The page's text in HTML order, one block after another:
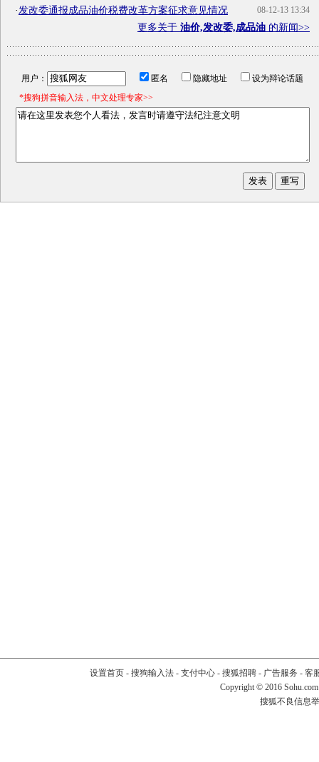
08-12-13 13:34
·发改委通报成品油价税费改革方案征求意见情况
更多关于 油价,发改委,成品油 的新闻>>
用户： 匿名 隐藏地址
设为辩论话题
*搜狗拼音输入法，中文处理专家>>
设置首页- 搜狗输入法- 支付中心- 搜狐招聘- 广告服务 - 客
Copyright © 2016
搜狐不良信息